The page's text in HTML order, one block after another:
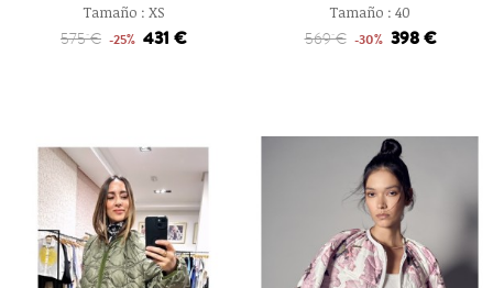
Tamaño : XS
575 € -25% 431 €
Tamaño : 40
569 € -30% 398 €